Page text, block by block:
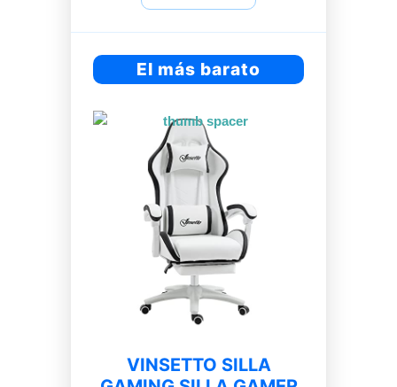
El más barato
VINSETTO SILLA